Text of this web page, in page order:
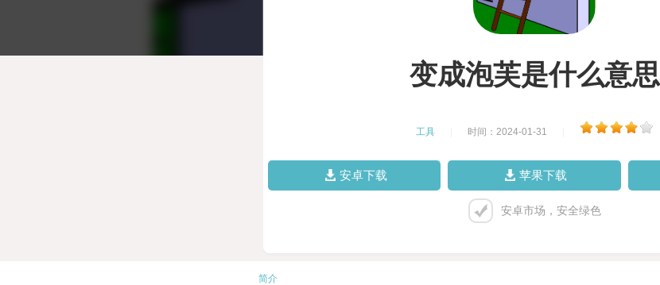
变成泡芙是什么意思
工具 时间：2024-01-31
安卓下载 苹果下载
安卓市场，安全绿色
简介